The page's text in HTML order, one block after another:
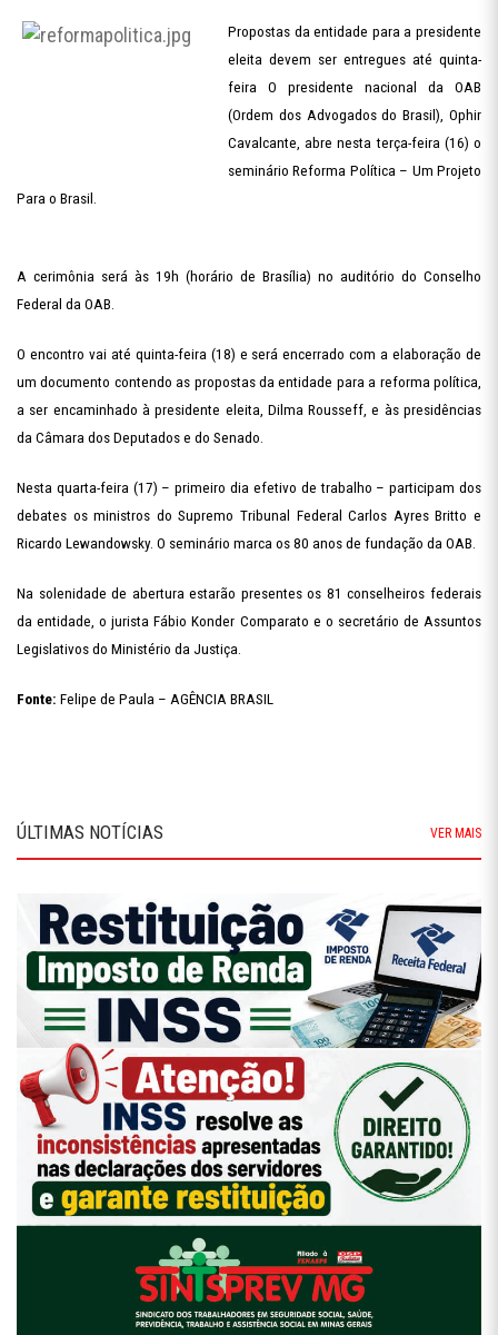
Propostas da entidade para a presidente
eleita devem ser entregues até quinta-
feira O presidente nacional da OAB
(Ordem dos Advogados do Brasil), Ophir
Cavalcante, abre nesta terça-feira (16) o
seminário Reforma Política – Um Projeto
Para o Brasil.
A cerimônia será às 19h (horário de Brasília) no auditório do Conselho
Federal da OAB.
O encontro vai até quinta-feira (18) e será encerrado com a elaboração de
um documento contendo as propostas da entidade para a reforma política,
a ser encaminhado à presidente eleita, Dilma Rousseff, e às presidências
da Câmara dos Deputados e do Senado.
Nesta quarta-feira (17) – primeiro dia efetivo de trabalho – participam dos
debates os ministros do Supremo Tribunal Federal Carlos Ayres Britto e
Ricardo Lewandowsky. O seminário marca os 80 anos de fundação da OAB.
Na solenidade de abertura estarão presentes os 81 conselheiros federais
da entidade, o jurista Fábio Konder Comparato e o secretário de Assuntos
Legislativos do Ministério da Justiça.
Fonte: Felipe de Paula – AGÊNCIA BRASIL
ÚLTIMAS NOTÍCIAS VER MAIS